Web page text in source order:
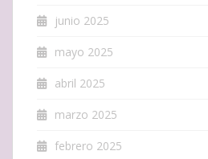
junio 2025
mayo 2025
abril 2025
marzo 2025
febrero 2025